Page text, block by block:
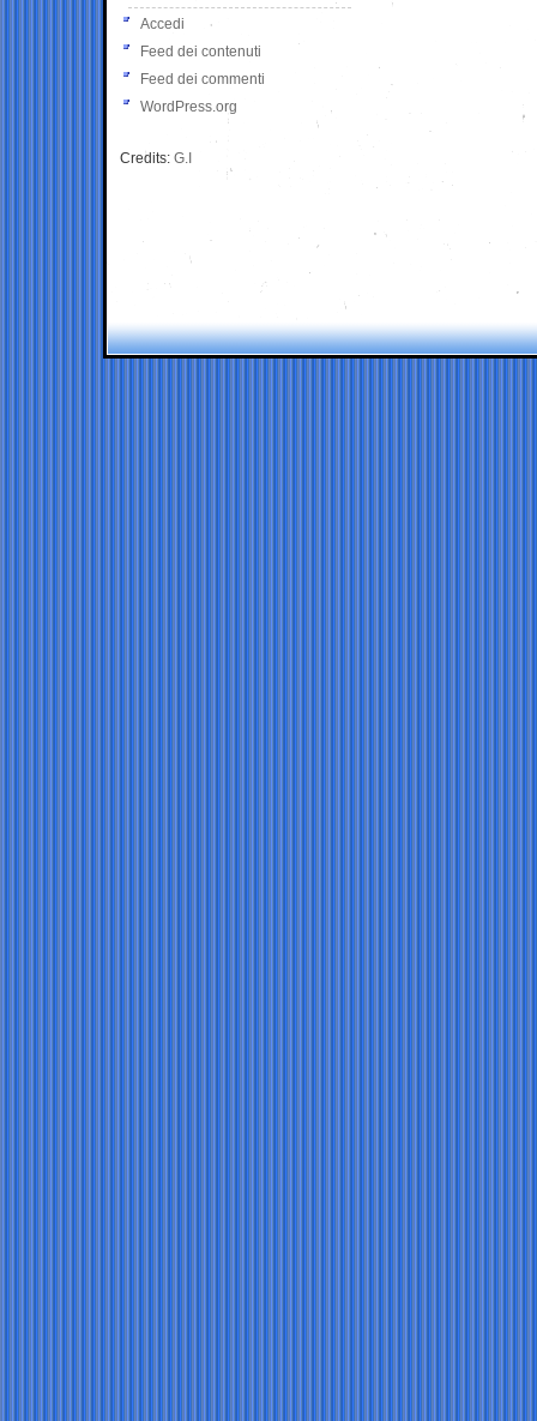
Accedi
Feed dei contenuti
Feed dei commenti
WordPress.org
Credits: G.I